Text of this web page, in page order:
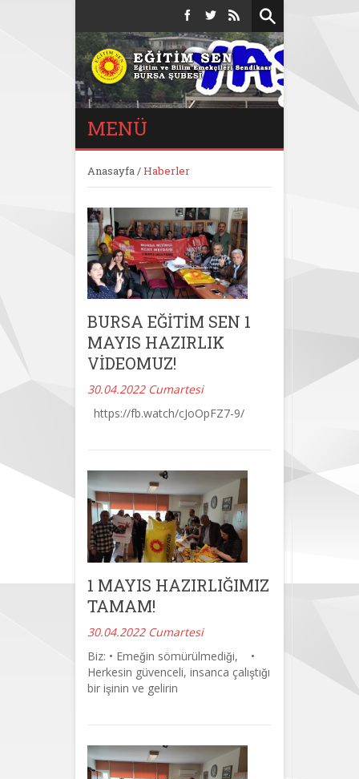
MENÜ
Anasayfa/Haberler
BURSA EĞİTİM SEN 1
MAYIS HAZIRLIK
VİDEOMUZ!
30.04.2022 Cumartesi
https://fb.watch/cJoOpFZ7-9/
1 MAYIS HAZIRLIĞIMIZ
TAMAM!
30.04.2022 Cumartesi
Biz: • Emeğin sömürülmediği, •
Herkesin güvenceli, insanca çalıştığı
bir işinin ve gelirin